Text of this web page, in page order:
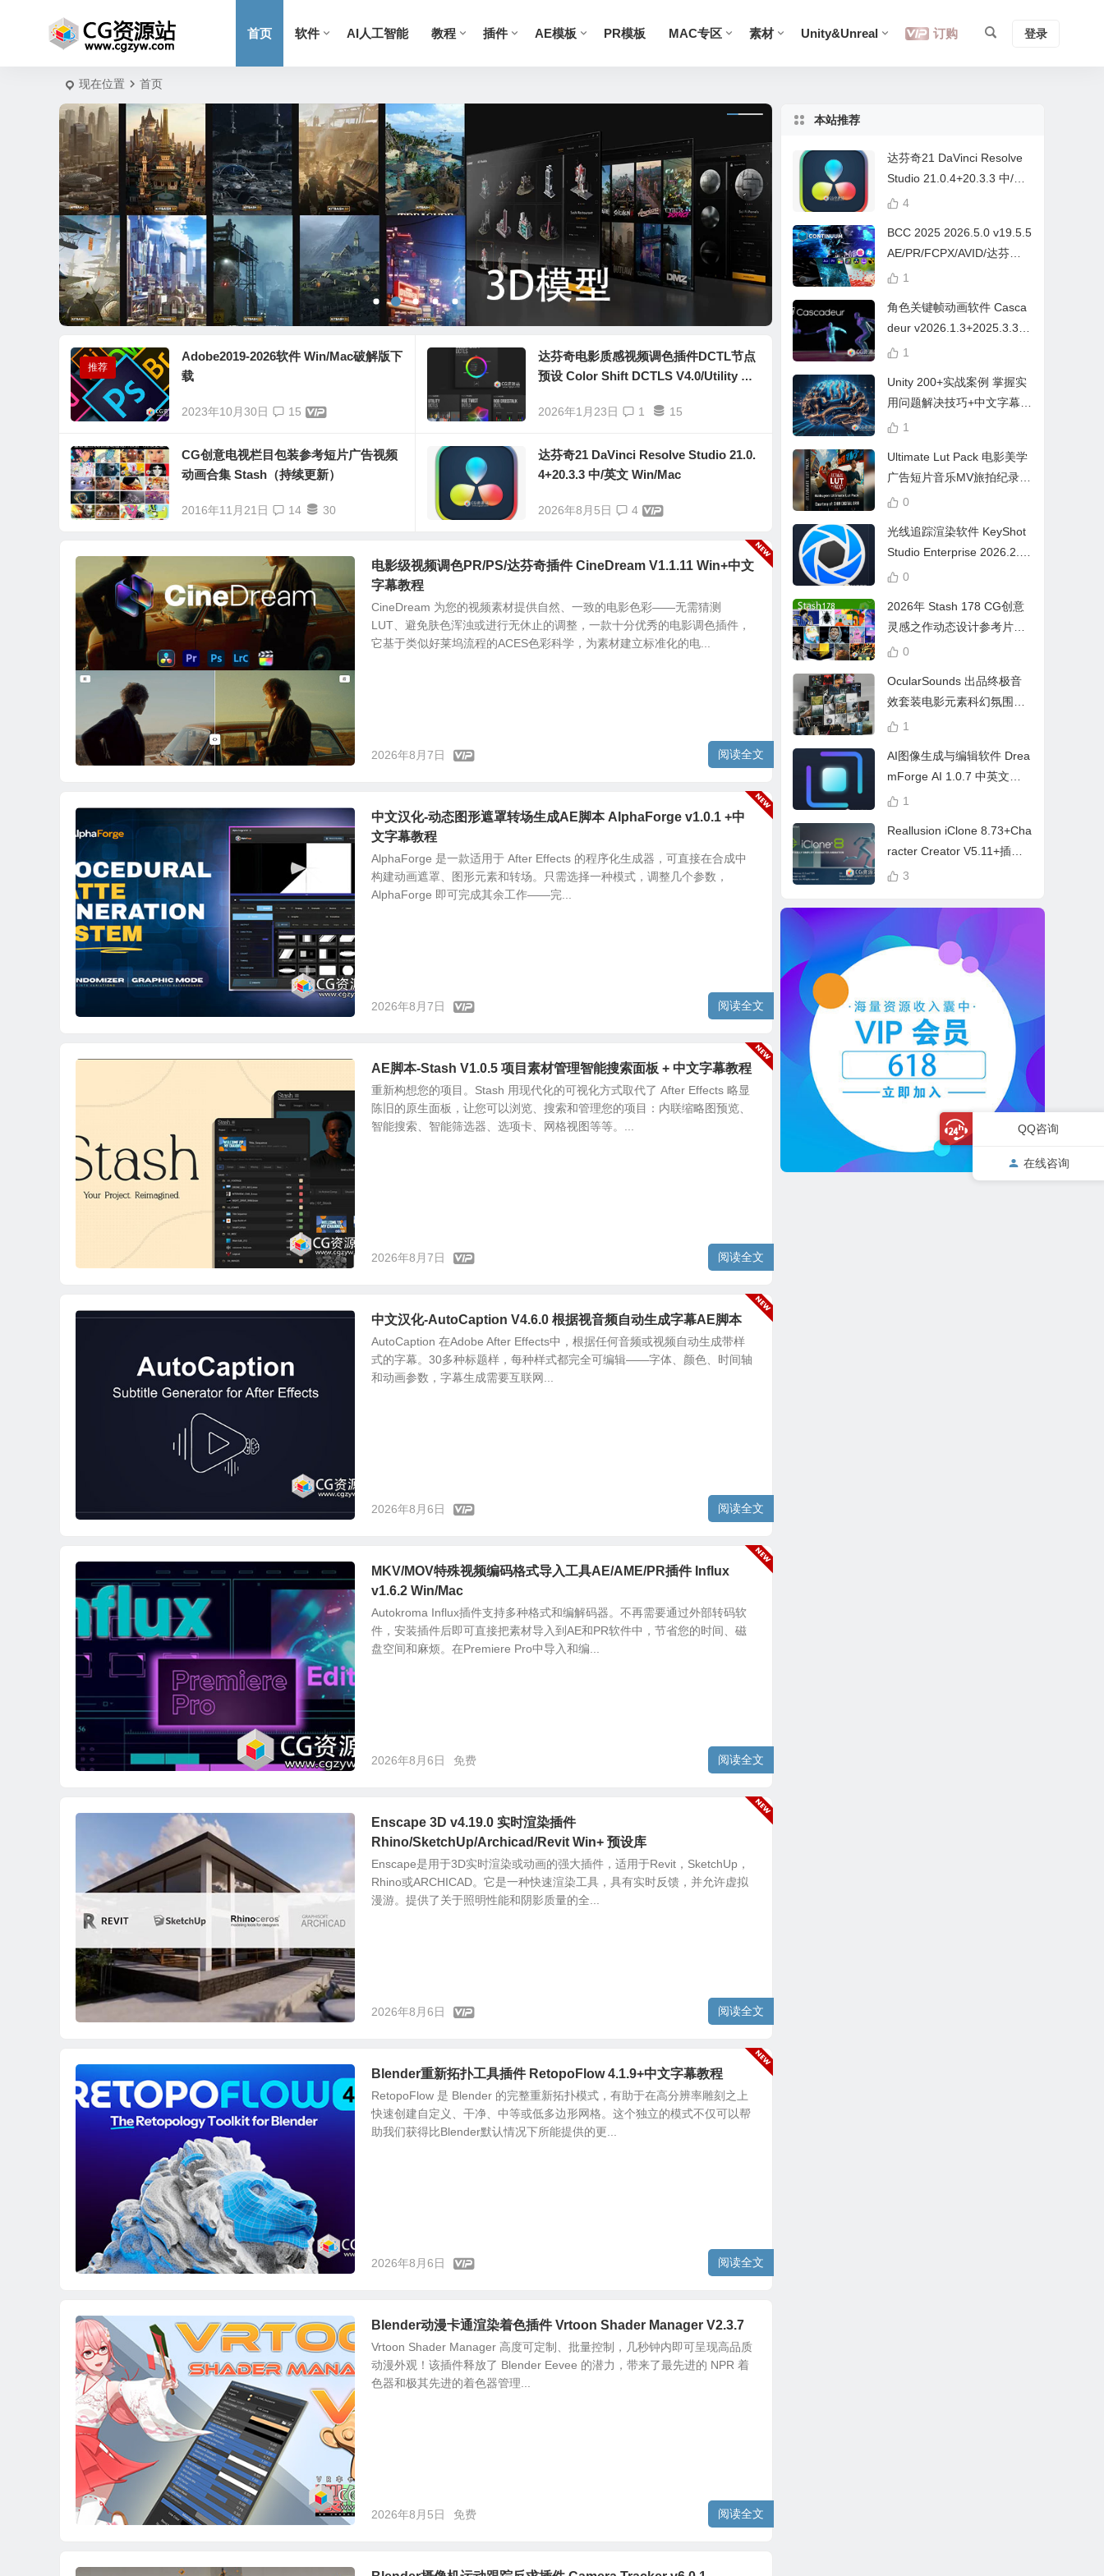
首页 软件 AI人工智能 教程 插件 AE模板 PR模板 MAC专区 素材 Unity&Unreal 订购 登录
现在位置 首页
推荐
Adobe2019-2026软件 Win/Mac破解版下
载
2023年10月30日 15
达芬奇电影质感视频调色插件DCTL节点
预设 Color Shift DCTLS V4.0/Utility DC
Split/正式版16套合集
2026年1月23日 1 15
CG创意电视栏目包装参考短片广告视频
动画合集 Stash（持续更新）
2016年11月21日 14 30
达芬奇21 DaVinci Resolve Studio 21.0.
4+20.3.3 中/英文 Win/Mac
2026年8月5日 4
电影级视频调色PR/PS/达芬奇插件 CineDream V1.1.11 Win+中文
字幕教程
CineDream 为您的视频素材提供自然、一致的电影色彩——无需猜测
LUT、避免肤色浑浊或进行无休止的调整，一款十分优秀的电影调色插件，
它基于类似好莱坞流程的ACES色彩科学，为素材建立标准化的电...
2026年8月7日 阅读全文
中文汉化-动态图形遮罩转场生成AE脚本 AlphaForge v1.0.1 +中
文字幕教程
AlphaForge 是一款适用于 After Effects 的程序化生成器，可直接在合成中
构建动画遮罩、图形元素和转场。只需选择一种模式，调整几个参数，
AlphaForge 即可完成其余工作——完...
2026年8月7日 阅读全文
AE脚本-Stash V1.0.5 项目素材管理智能搜索面板 + 中文字幕教程
重新构想您的项目。Stash 用现代化的可视化方式取代了 After Effects 略显
陈旧的原生面板，让您可以浏览、搜索和管理您的项目：内联缩略图预览、
智能搜索、智能筛选器、选项卡、网格视图等等。...
2026年8月7日 阅读全文
中文汉化-AutoCaption V4.6.0 根据视音频自动生成字幕AE脚本
AutoCaption 在Adob​​e After Effects中，根据任何音频或视频自动生成带样
式的字幕。30多种标题样，每种样式都完全可编辑——字体、颜色、时间轴
和动画参数，字幕生成需要互联网...
2026年8月6日 阅读全文
MKV/MOV特殊视频编码格式导入工具AE/AME/PR插件 Influx
v1.6.2 Win/Mac
Autokroma Influx插件支持多种格式和编解码器。不再需要通过外部转码软
件，安装插件后即可直接把素材导入到AE和PR软件中，节省您的时间、磁
盘空间和麻烦。在Premiere Pro中导入和编...
2026年8月6日 免费 阅读全文
Enscape 3D v4.19.0 实时渲染插件
Rhino/SketchUp/Archicad/Revit Win+ 预设库
Enscape是用于3D实时渲染或动画的强大插件，适用于Revit，SketchUp，
Rhino或ARCHICAD。它是一种快速渲染工具，具有实时反馈，并允许虚拟
漫游。提供了关于照明性能和阴影质量的全...
2026年8月6日 阅读全文
Blender重新拓扑工具插件 RetopoFlow 4.1.9+中文字幕教程
RetopoFlow 是 Blender 的完整重新拓扑模式，有助于在高分辨率雕刻之上
快速创建自定义、干净、中等或低多边形网格。这个独立的模式不仅可以帮
助我们获得比Blender默认情况下所能提供的更...
2026年8月6日 阅读全文
Blender动漫卡通渲染着色插件 Vrtoon Shader Manager V2.3.7
Vrtoon Shader Manager 高度可定制、批量控制，几秒钟内即可呈现高品质
动漫外观！该插件释放了 Blender Eevee 的潜力，带来了最先进的 NPR 着
色器和极其先进的着色器管理...
2026年8月5日 免费 阅读全文
本站推荐
达芬奇21 DaVinci Resolve
Studio 21.0.4+20.3.3 中/英
文 Win/Mac
4
BCC 2025 2026.5.0 v19.5.5
AE/PR/FCPX/AVID/达芬奇
视频特效插件Continuum Wi
1
角色关键帧动画软件 Casca
deur v2026.1.3+2025.3.3
Win/Mac+中文字幕教程
1
Unity 200+实战案例 掌握实
用问题解决技巧+中文字幕 L
earn Problem Solving
1
Ultimate Lut Pack 电影美学
广告短片音乐MV旅拍纪录片
视频调色预设
0
光线追踪渲染软件 KeyShot
Studio Enterprise 2026.2.1
Win中文版
0
2026年 Stash 178 CG创意
灵感之作动态设计参考片广
告视频动画短片合集
0
OcularSounds 出品终极音
效套装电影元素科幻氛围冲
击无人机音效素材包 Full Ac
1
AI图像生成与编辑软件 Drea
mForge AI 1.0.7 中英文多
语言 Win 本地离线运行
1
Reallusion iClone 8.73+Cha
racter Creator V5.11+插件+
MetaData
3
QQ咨询
在线咨询